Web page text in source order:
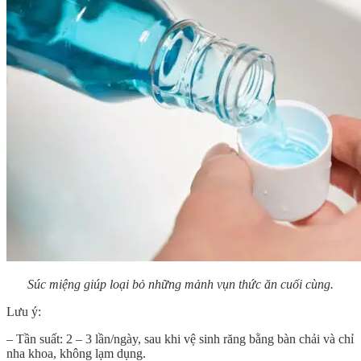
Súc miệng giúp loại bỏ những mảnh vụn thức ăn cuối cùng.
Lưu ý:
– Tần suất: 2 – 3 lần/ngày, sau khi vệ sinh răng bằng bàn chải và chỉ
nha khoa, không lạm dụng.